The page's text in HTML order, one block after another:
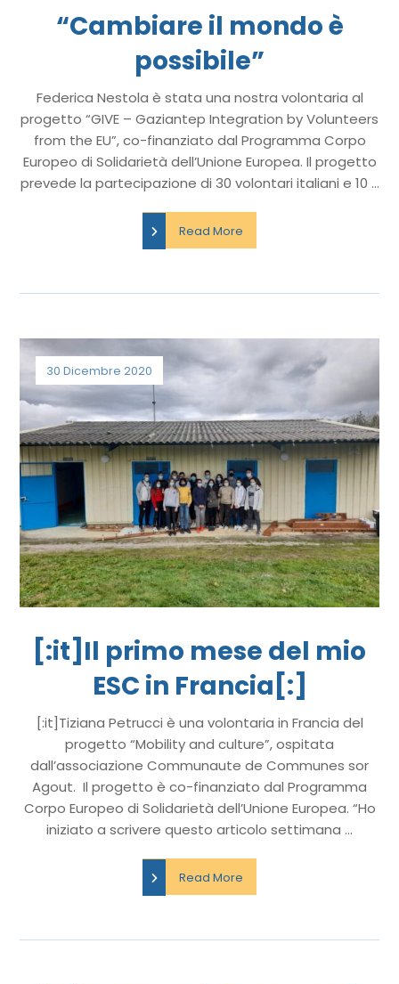
“Cambiare il mondo è
possibile”
Federica Nestola è stata una nostra volontaria al
progetto “GIVE – Gaziantep Integration by Volunteers
from the EU”, co-finanziato dal Programma Corpo
Europeo di Solidarietà dell’Unione Europea. Il progetto
prevede la partecipazione di 30 volontari italiani e 10 ...
Read More
[:it]Il primo mese del mio
ESC in Francia[:]
30 Dicembre 2020
[:it]Tiziana Petrucci è una volontaria in Francia del
progetto “Mobility and culture”, ospitata
dall’associazione Communaute de Communes sor
Agout. Il progetto è co-finanziato dal Programma
Corpo Europeo di Solidarietà dell’Unione Europea. “Ho
iniziato a scrivere questo articolo settimana ...
Read More